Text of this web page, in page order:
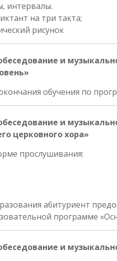
интервалы.
на три такта;
рисунок
и
обучения по
и
церковного хора»
прослушивания:
абитуриент
программе
и